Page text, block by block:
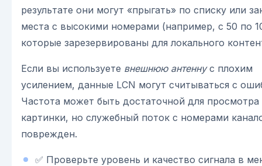
результате они могут «прыгать» по списку или
места с высокими номерами (например, с 50 по
которые зарезервированы для локального
Если вы используете внешнюю антеннус плохим
усилением, данные LCN могут считываться с
Частота может быть достаточной для просмотра
картинки, но служебный поток с номерами
поврежден.
✅ Проверьте уровень и качество сигнала в